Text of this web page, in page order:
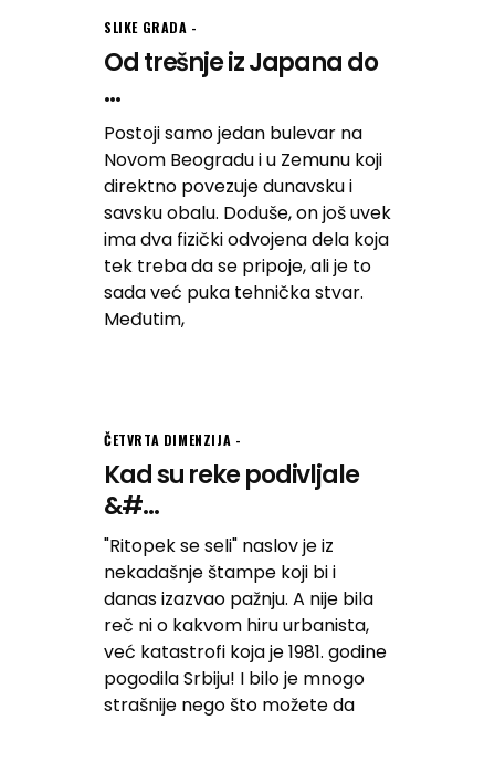
SLIKE GRADA
Od trešnje iz Japana do
...
Postoji samo jedan bulevar na
Novom Beogradu i u Zemunu koji
direktno povezuje dunavsku i
savsku obalu. Doduše, on još uvek
ima dva fizički odvojena dela koja
tek treba da se pripoje, ali je to
sada već puka tehnička stvar.
Međutim,
ČETVRTA DIMENZIJA
Kad su reke podivljale
&#...
"Ritopek se seli" naslov je iz
nekadašnje štampe koji bi i
danas izazvao pažnju. A nije bila
reč ni o kakvom hiru urbanista,
već katastrofi koja je 1981. godine
pogodila Srbiju! I bilo je mnogo
strašnije nego što možete da